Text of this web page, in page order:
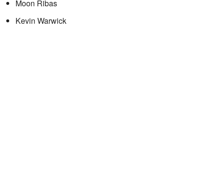
Moon Ribas
Kevin Warwick